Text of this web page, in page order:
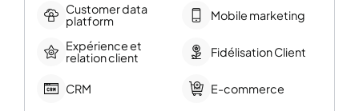
Customer data
platform
Mobile marketing
Expérience et
relation client
Fidélisation Client
CRM E-commerce